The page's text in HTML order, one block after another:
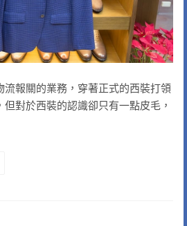
流報關的業務，穿著正式的西裝打領
對於西裝的認識卻只有一點皮毛，